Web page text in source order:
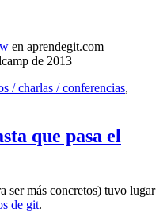
en aprendegit.com
de 2013
/ charlas / conferencias,
que pasa el
ser más concretos) tuvo lugar
de git.